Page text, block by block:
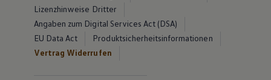
Lizenzhinweise Dritter
Angaben zum Digital Services Act (DSA)
EU Data Act
Produktsicherheitsinformationen
Vertrag Widerrufen